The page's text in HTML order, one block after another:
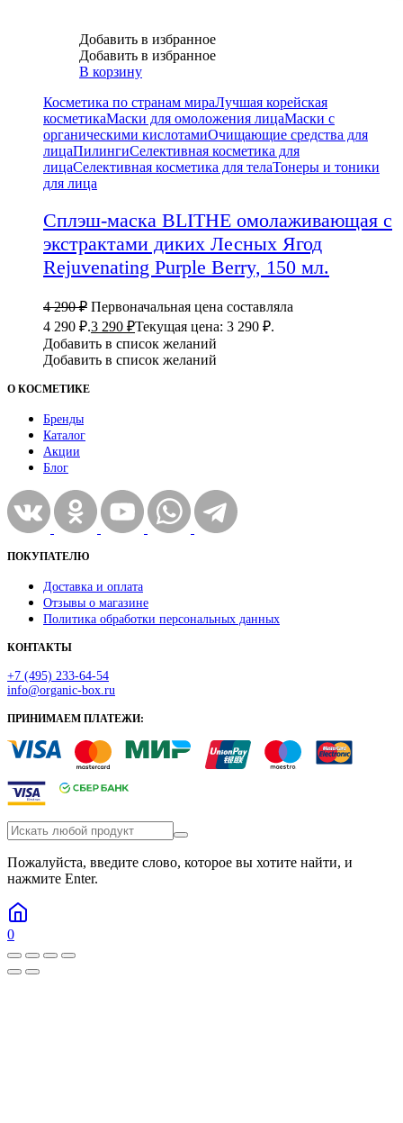
Добавить в избранное
Добавить в избранное
В корзину
Косметика по странам мираЛучшая корейская
косметикаМаски для омоложения лицаМаски с
органическими кислотамиОчищающие средства для
лицаПилингиСелективная косметика для
лицаСелективная косметика для телаТонеры и тоники
для лица
Сплэш-маска BLITHE омолаживающая с
экстрактами диких Лесных Ягод
Rejuvenating Purple Berry, 150 мл.
4 290₽ Первоначальная цена составляла
4 290 ₽.3 290 ₽Текущая цена: 3 290 ₽.
Добавить в список желаний
Добавить в список желаний
О КОСМЕТИКЕ
Бренды
Каталог
Акции
Блог
ПОКУПАТЕЛЮ
Доставка и оплата
Отзывы о магазине
Политика обработки персональных данных
КОНТАКТЫ
+7 (495) 233-64-54
info@organic-box.ru
ПРИНИМАЕМ ПЛАТЕЖИ:
Пожалуйста, введите слово, которое вы хотите найти, и
нажмите Enter.
0